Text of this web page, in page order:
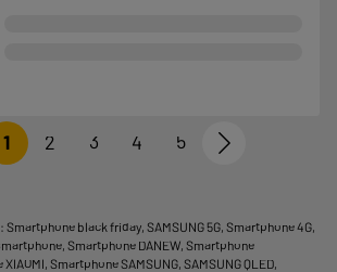
1 2 3 4 5
: Smartphone black friday, SAMSUNG 5G, Smartphone 4G,
, Smartphone DANEW, Smartphone
, Smartphone SAMSUNG, SAMSUNG QLED,